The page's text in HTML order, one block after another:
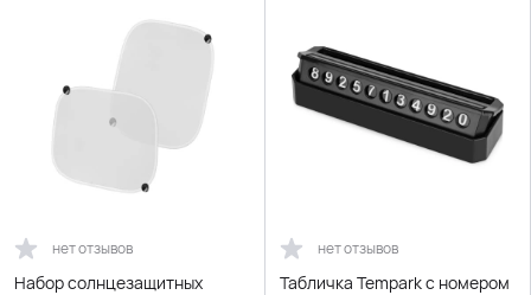
нет отзывов
Набор солнцезащитных
нет отзывов
Табличка Tempark с номером